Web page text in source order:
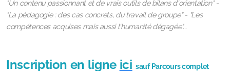
"Un contenu passionnant et de vrais outils de bilans d'orientation" -
"La pédagogie : des cas concrets, du travail de groupe" - "Les
compétences acquises mais aussi l'humanité dégagée"...
Inscription en ligne ici sauf Parcours complet